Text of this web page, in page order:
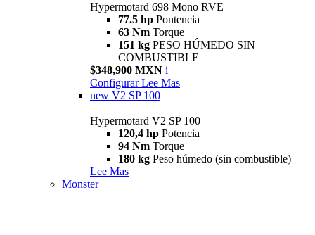
Hypermotard 698 Mono RVE
77.5 hp Pontencia
63 Nm Torque
151 kg PESO HÚMEDO SIN
COMBUSTIBLE
$348,900 MXN i
Configurar Lee Mas
new V2 SP 100
Hypermotard V2 SP 100
120,4 hp Potencia
94 Nm Torque
180 kg Peso húmedo (sin combustible)
Lee Mas
Monster